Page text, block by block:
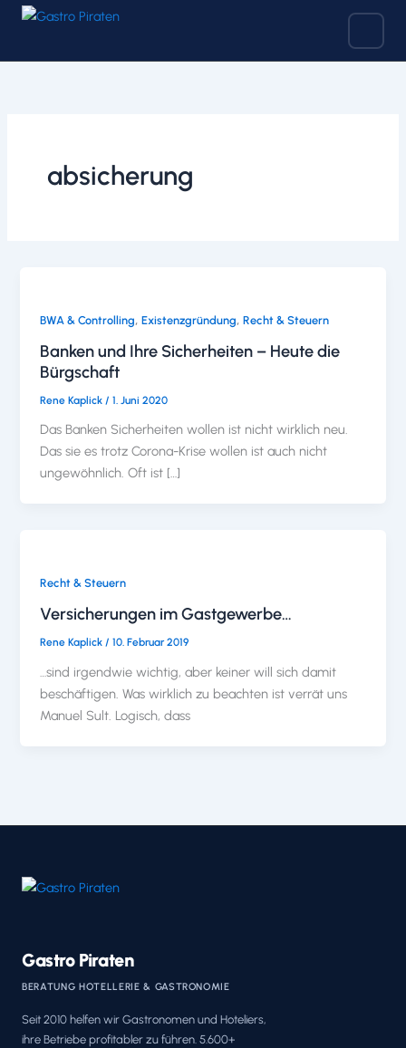
Zum
absicherung
BWA & Controlling,Existenzgründung,Recht & Steuern
Banken und Ihre Sicherheiten – Heute die
Bürgschaft
Rene Kaplick /1. Juni 2020
Das Banken Sicherheiten wollen ist nicht wirklich neu.
Das sie es trotz Corona-Krise wollen ist auch nicht
ungewöhnlich. Oft ist […]
Recht & Steuern
Versicherungen im Gastgewerbe…
Rene Kaplick/10. Februar 2019
…sind irgendwie wichtig, aber keiner will sich damit
beschäftigen. Was wirklich zu beachten ist verrät uns
Manuel Sult. Logisch, dass
Gastro Piraten
BERATUNG HOTELLERIE & GASTRONOMIE
Seit 2010 helfen wir Gastronomen und Hoteliers,
ihre Betriebe profitabler zu führen. 5.600+